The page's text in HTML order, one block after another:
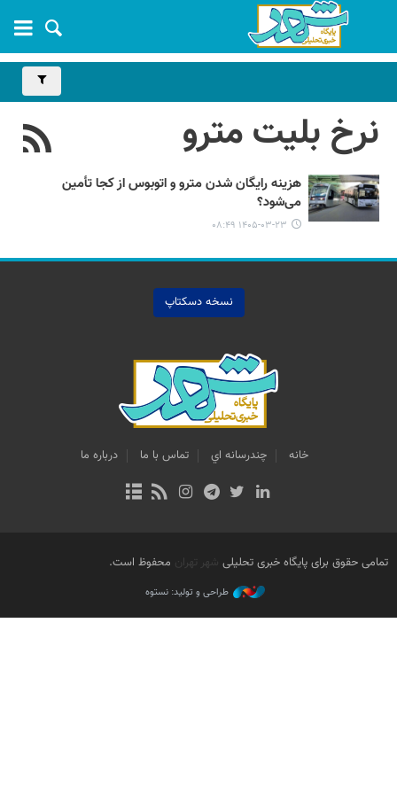
نرخ بلیت مترو
هزینه رایگان شدن مترو و اتوبوس از کجا تأمین
می‌شود؟
۱۴۰۵-۰۳-۲۳ ۰۸:۴۹
نسخه دسکتاپ
خانه چندرسانه اي تماس با ما درباره ما
تمامی حقوق برای پایگاه خبری تحلیلی شهر تهران محفوظ است.
طراحی و تولید: نستوه